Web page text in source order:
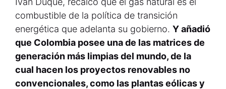
combustible de la política de transición
energética que adelanta su gobierno. Y añadió
que Colombia posee una de las matrices de
generación más limpias del mundo, de la
cual hacen los proyectos renovables no
convencionales, como las plantas eólicas y